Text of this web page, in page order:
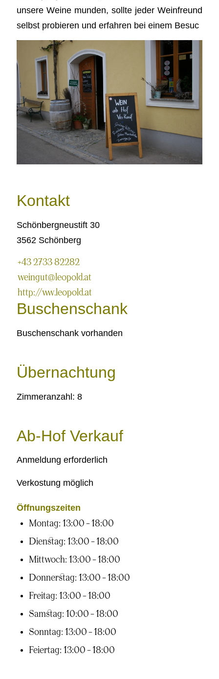
unsere Weine munden, sollte jeder Weinfreund
selbst probieren und erfahren bei einem Besuc
Kontakt
Schönbergneustift 30
3562 Schönberg
+43 2733 82282
weingut@leopold.at
http://www.leopold.at
Buschenschank
Buschenschank vorhanden
Übernachtung
Zimmeranzahl: 8
Ab-Hof Verkauf
Anmeldung erforderlich
Verkostung möglich
Öffnungszeiten
Montag: 13:00 – 18:00
Dienstag: 13:00 – 18:00
Mittwoch: 13:00 – 18:00
Donnerstag: 13:00 – 18:00
Freitag: 13:00 – 18:00
Samstag: 10:00 – 18:00
Sonntag: 13:00 – 18:00
Feiertag: 13:00 – 18:00